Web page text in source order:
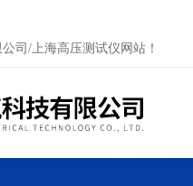
司/上海高压测试仪网站！